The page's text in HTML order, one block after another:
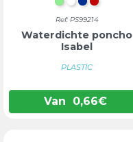
LICHTGROEN
WITBLAUW
ROOD
Ref: PS99214
Waterdichte poncho
Isabel
PLASTIC
Van 0,66€